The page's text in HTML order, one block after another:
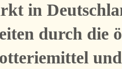
in
durch die